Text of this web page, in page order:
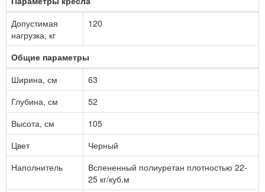
Допустимая
нагрузка, кг
120
Общие параметры
Ширина, см
63
Глубина, см
52
Высота, см
105
Цвет
Черный
Наполнитель
Вспененный полиуретан плотностью 22-
25 кг/куб.м